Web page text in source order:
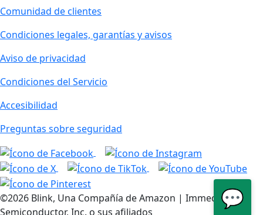
Comunidad de clientes
Condiciones legales, garantías y avisos
Aviso de privacidad
Condiciones del Servicio
Accesibilidad
Preguntas sobre seguridad
©2026 Blink, Una Compañía de Amazon | Immedia
Semiconductor, Inc. o sus afiliados
💬